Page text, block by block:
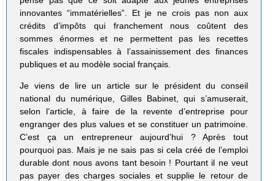
innovantes “immatérielles”. Et je ne crois pas non aux
crédits d’impôts qui franchement nous coûtent des
sommes énormes et ne permettent pas les recettes
fiscales indispensables à l’assainissement des finances
publiques et au modèle social français.
Je viens de lire un article sur le président du conseil
national du numérique, Gilles Babinet, qui s’amuserait,
selon l’article, à faire de la revente d’entreprise pour
engranger des plus values et se constituer un patrimoine.
C’est ça un entrepreneur aujourd’hui ? Après tout
pourquoi pas. Mais je ne sais pas si cela créé de l’emploi
durable dont nous avons tant besoin ! Pourtant il ne veut
pas payer des charges sociales et supplie le retour de